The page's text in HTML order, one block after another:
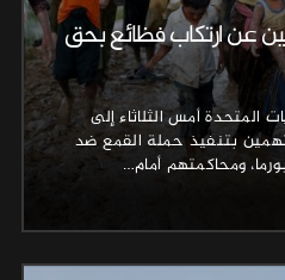
عن ارتكاب فظائع بحق
المتحدة أمس الثلاثاء إلى
بتنفيذ حملة القمع ضد
ومحاكمتهم أمام…